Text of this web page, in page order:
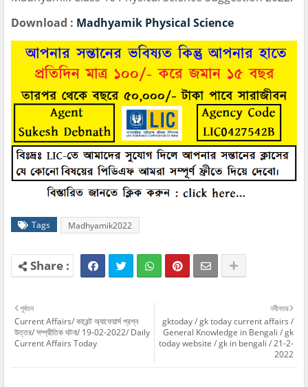
Download : Madhyamik Physical Science
Tags Madhyamik2022
নবীনতর
gktoday / gk today current affairs /
General Knowledge in Bengali / gk
today website / gk in bengali / 21-2-
2022
পূর্বতন
Current Affairs/ কারেন্ট অ্যাফেয়ার্স প্রশ্ন
উত্তর/ সম্প্রীতিক ঘটনা/ 19-02-2022/ Daily
Current Affairs Today